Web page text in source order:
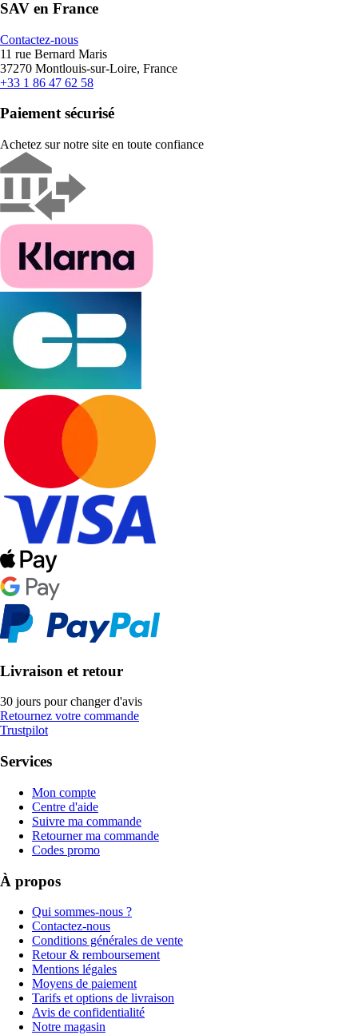
SAV en France
Contactez-nous
11 rue Bernard Maris
37270 Montlouis-sur-Loire, France
+33 1 86 47 62 58
Paiement sécurisé
Achetez sur notre site en toute confiance
Livraison et retour
30 jours pour changer d'avis
Retournez votre commande
Trustpilot
Services
Mon compte
Centre d'aide
Suivre ma commande
Retourner ma commande
Codes promo
À propos
Qui sommes-nous ?
Contactez-nous
Conditions générales de vente
Retour & remboursement
Mentions légales
Moyens de paiement
Tarifs et options de livraison
Avis de confidentialité
Notre magasin